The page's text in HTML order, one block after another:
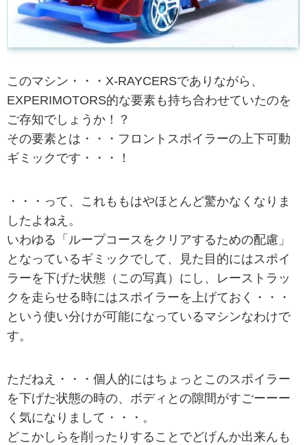
このマシン・・・X-RAYCERSでありながら、
EXPERIMOTORS的な要素も持ち合わせていたのを
ご存知でしょうか！？
その要素とは・・・フロントスポイラーの上下可動
ギミックです・・・！
・・・って、これももはやほとんど驚かなくなりま
したよねえ。
いわゆる「ループコースをクリアするための配慮」
となっているギミックでして、見た目的にはスポイ
ラーを下げた状態（この写真）にし、レーストラッ
クを走らせる時にはスポイラーを上げておく・・・
という使い分けが可能になっているマシンなわけで
す。
ただねえ・・・個人的にはちょっとこのスポイラー
を下げた状態の時の、ボディとの隙間がすごーーー
く気になりまして・・・。
どこかしらを削ったりすることでどげんか出来んも